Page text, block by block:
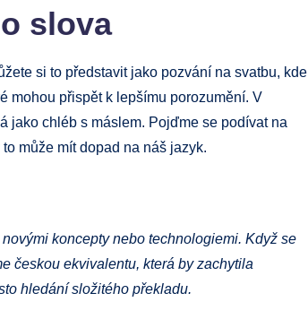
slova
si to představit jako pozvání na svatbu, kde
mohou přispět k lepšímu porozumění. V
jako chléb s máslem. Pojďme se podívat na
může mít dopad na náš jazyk.
koncepty nebo technologiemi. Když se
českou ekvivalentu, která by zachytila
hledání složitého překladu.